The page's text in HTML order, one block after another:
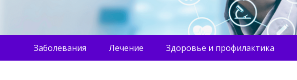
Заболевания Лечение Здоровье и профилактика